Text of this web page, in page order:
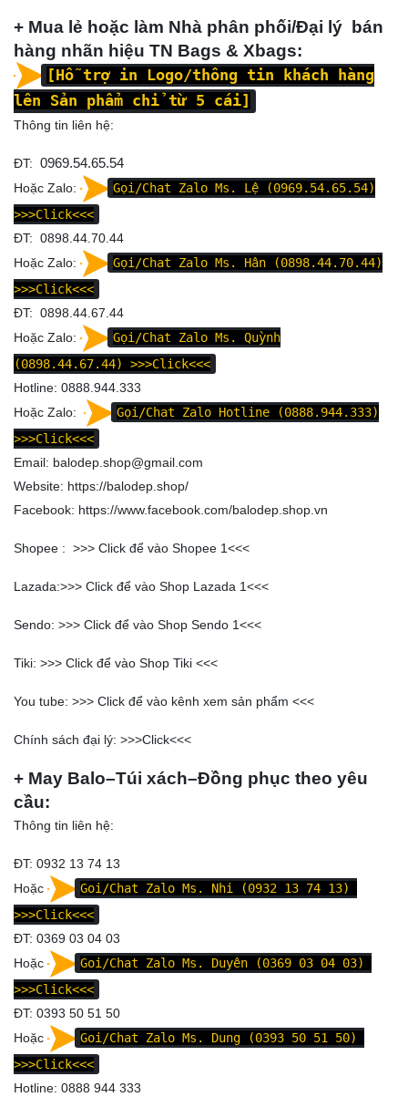
+ Mua lẻ hoặc làm Nhà phân phối/Đại lý bán
hàng nhãn hiệu TN Bags & Xbags:
[Hỗ trợ in Logo/thông tin khách hàng
lên Sản phẩm chỉ từ 5 cái]
Thông tin liên hệ:
ĐT: 0969.54.65.54
Hoặc Zalo:
Gọi/Chat Zalo Ms. Lệ (0969.54.65.54)
>>>Click<<<
ĐT: 0898.44.70.44
Hoặc Zalo:
Gọi/Chat Zalo Ms. Hân (0898.44.70.44)
>>>Click<<<
ĐT: 0898.44.67.44
Hoặc Zalo:
Gọi/Chat Zalo Ms. Quỳnh
(0898.44.67.44)
>>>Click<<<
Hotline: 0888.944.333
Hoặc Zalo:
Gọi/Chat Zalo Hotline (0888.944.333)
>>>Click<<<
Email: balodep.shop@gmail.com
Website: https://balodep.shop/
Facebook: https://www.facebook.com/balodep.shop.vn
Shopee : >>> Click để vào Shopee 1<<<
Lazada:>>> Click để vào Shop Lazada 1<<<
Sendo: >>> Click để vào Shop Sendo 1<<<
Tiki: >>> Click để vào Shop Tiki <<<
You tube: >>> Click để vào kênh xem sản phẩm <<<
Chính sách đại lý: >>>Click<<<
+ May Balo–Túi xách–Đồng phục theo yêu
cầu:
Thông tin liên hệ:
ĐT: 0932 13 74 13
Hoặc
Goi/Chat Zalo Ms. Nhi (0932 13 74 13)
>>>Click<<<
ĐT: 0369 03 04 03
Hoặc
Goi/Chat Zalo Ms. Duyên (0369 03 04 03)
>>>Click<<<
ĐT: 0393 50 51 50
Hoặc
Goi/Chat Zalo Ms. Dung (0393 50 51 50)
>>>Click<<<
Hotline: 0888 944 333